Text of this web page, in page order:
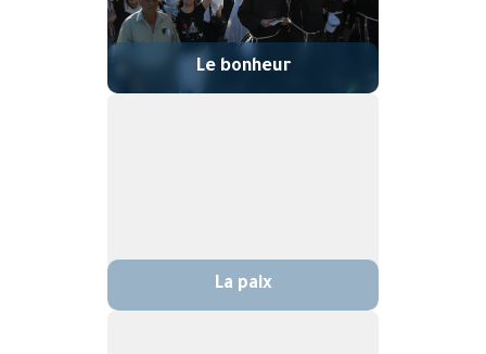
Le bonheur
La paix